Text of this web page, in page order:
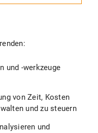
und -werkzeuge
von Zeit, Kosten
und zu steuern
und